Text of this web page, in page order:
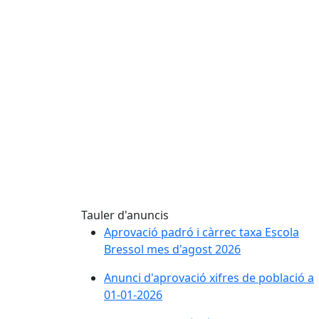
Tauler d'anuncis
Aprovació padró i càrrec taxa Escola
Bressol mes d'agost 2026
Anunci d'aprovació xifres de població a
01-01-2026